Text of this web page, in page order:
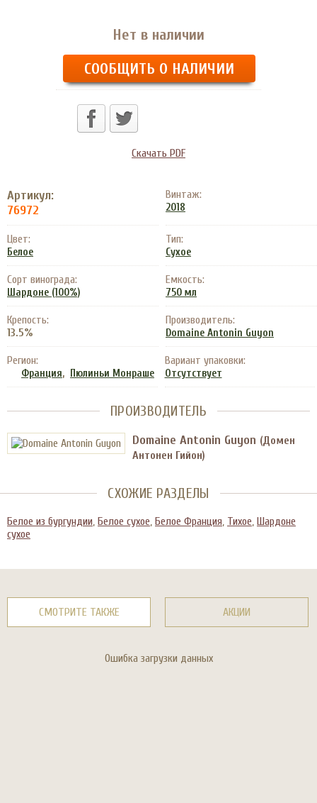
Нет в наличии
СООБЩИТЬ О НАЛИЧИИ
Скачать PDF
Артикул:
76972
Винтаж:
2018
Цвет:
Белое
Тип:
Сухое
Сорт винограда:
Шардоне (100%)
Емкость:
750 мл
Крепость:
13.5%
Производитель:
Domaine Antonin Guyon
Регион:
Франция, Пюлиньи Монраше
Вариант упаковки:
Отсутствует
ПРОИЗВОДИТЕЛЬ
Domaine Antonin Guyon (Домен
Антонен Гийон)
СХОЖИЕ РАЗДЕЛЫ
Белое из бургундии, Белое сухое, Белое Франция, Тихое, Шардоне
сухое
СМОТРИТЕ ТАКЖЕ АКЦИИ
Ошибка загрузки данных